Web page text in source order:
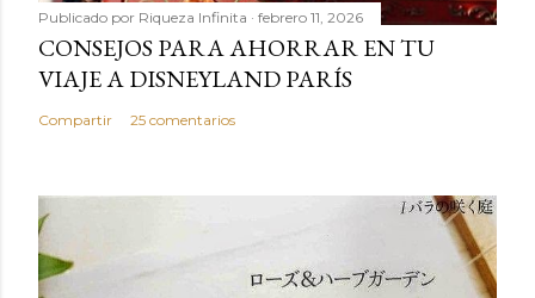
Publicado por Riqueza Infinita febrero 11, 2026
CONSEJOS PARA AHORRAR EN TU
VIAJE A DISNEYLAND PARÍS
Compartir 25 comentarios